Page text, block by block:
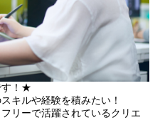
illustration/
す！★
キルや経験を積みたい！
リーで活躍されているクリエ